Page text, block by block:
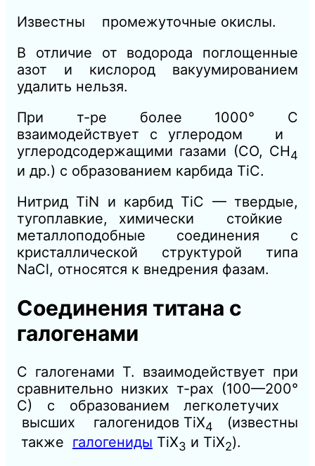
Известны промежуточные окислы.
В отличие от водорода поглощенные
азот и кислород вакуумированием
удалить нельзя.
При т-ре более 1000° С
взаимодействует с углеродом и
углеродсодержащими газами (СО, СH4
и др.) с образованием карбида TiC.
Нитрид TiN и карбид TiC — твердые,
тугоплавкие, химически стойкие
металлоподобные соединения с
кристаллической структурой типа
NaCl, относятся к внедрения фазам.
Соединения титана с
галогенами
С галогенами Т. взаимодействует при
сравнительно низких т-рах (100—200°
С) с образованием легколетучих
высших галогенидов TiX4
(известны
также галогениды TiX3 и TiX2).